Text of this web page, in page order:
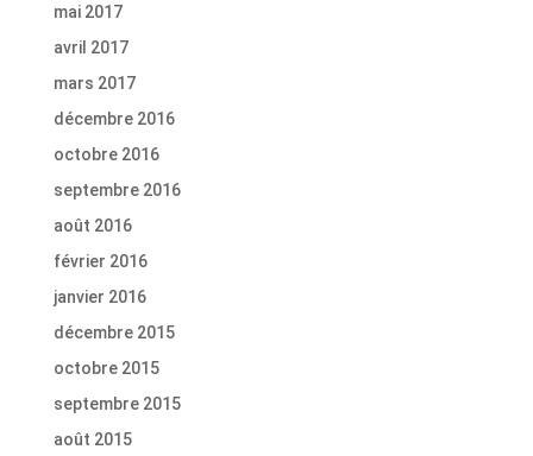
mai 2017
avril 2017
mars 2017
décembre 2016
octobre 2016
septembre 2016
août 2016
février 2016
janvier 2016
décembre 2015
octobre 2015
septembre 2015
août 2015